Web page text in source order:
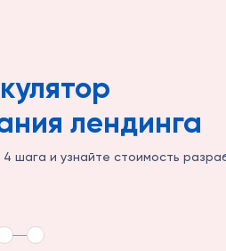
лендинга
4 шага и узнайте стоимость